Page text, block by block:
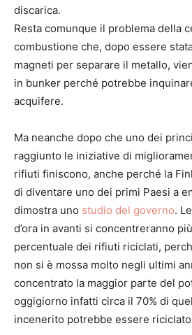
discarica.
Resta comunque il problema della
combustione che, dopo essere
magneti per separare il metallo,
in bunker perché potrebbe
acquifere.
Ma neanche dopo che uno dei
raggiunto le iniziative di
rifiuti finiscono, anche perché la
di diventare uno dei primi Paesi a
dimostra uno studio del governo.
d’ora in avanti si concentreranno
percentuale dei rifiuti riciclati,
non si è mossa molto negli ultimi
concentrato la maggior parte del
oggigiorno infatti circa il 70% di
incenerito potrebbe essere